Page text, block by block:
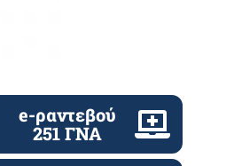
e-ραντεβού
251 ΓΝΑ